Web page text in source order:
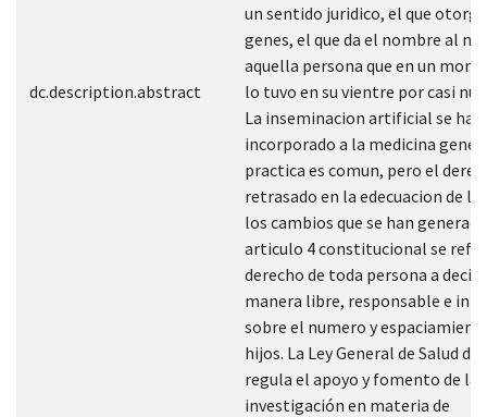
dc.description.abstract
un sentido juridico, el que
genes, el que da el nombre al
aquella persona que en un
lo tuvo en su vientre por casi
La inseminacion artificial se ha
incorporado a la medicina
practica es comun, pero el
retrasado en la edecuacion de
los cambios que se han
articulo 4 constitucional se
derecho de toda persona a
manera libre, responsable e
sobre el numero y
hijos. La Ley General de Salud de
regula el apoyo y fomento de la
investigación en materia de